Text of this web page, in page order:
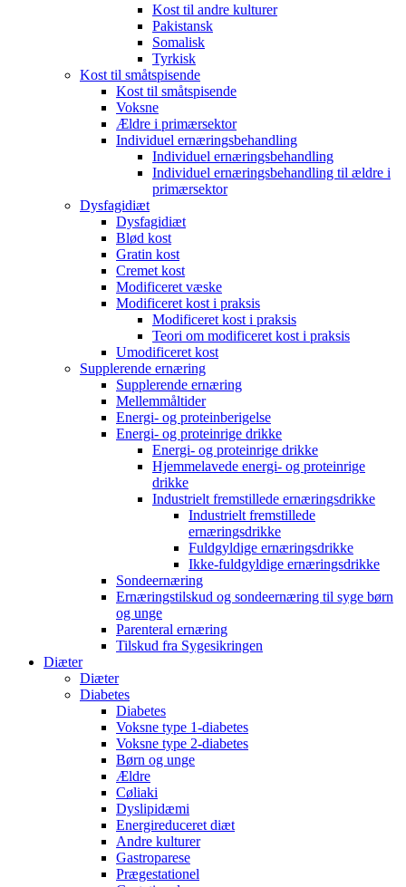
Kost til andre kulturer
Pakistansk
Somalisk
Tyrkisk
Kost til småtspisende
Kost til småtspisende
Voksne
Ældre i primærsektor
Individuel ernæringsbehandling
Individuel ernæringsbehandling
Individuel ernæringsbehandling til ældre i
primærsektor
Dysfagidiæt
Dysfagidiæt
Blød kost
Gratin kost
Cremet kost
Modificeret væske
Modificeret kost i praksis
Modificeret kost i praksis
Teori om modificeret kost i praksis
Umodificeret kost
Supplerende ernæring
Supplerende ernæring
Mellemmåltider
Energi- og proteinberigelse
Energi- og proteinrige drikke
Energi- og proteinrige drikke
Hjemmelavede energi- og proteinrige
drikke
Industrielt fremstillede ernæringsdrikke
Industrielt fremstillede
ernæringsdrikke
Fuldgyldige ernæringsdrikke
Ikke-fuldgyldige ernæringsdrikke
Sondeernæring
Ernæringstilskud og sondeernæring til syge børn
og unge
Parenteral ernæring
Tilskud fra Sygesikringen
Diæter
Diæter
Diabetes
Diabetes
Voksne type 1-diabetes
Voksne type 2-diabetes
Børn og unge
Ældre
Cøliaki
Dyslipidæmi
Energireduceret diæt
Andre kulturer
Gastroparese
Prægestationel